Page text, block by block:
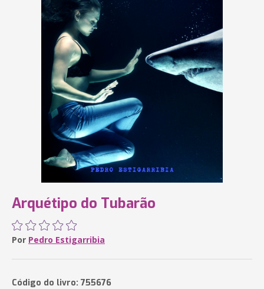
Arquétipo do Tubarão
Por Pedro Estigarribia
Código do livro: 755676